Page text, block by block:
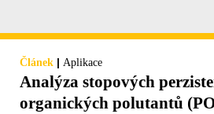
Článek | Aplikace
Analýza stopových
organických polutantů